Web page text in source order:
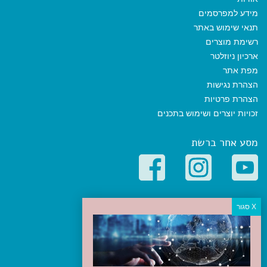
מידע למפרסמים
תנאי שימוש באתר
רשימת מוצרים
ארכיון ניוזלטר
מפת אתר
הצהרת נגישות
הצהרת פרטיות
זכויות יוצרים ושימוש בתכנים
מסע אחר ברשת
קטגוריות פופולריות
יעדים
טיולים בישראל
מלונות בוטיק בישראל